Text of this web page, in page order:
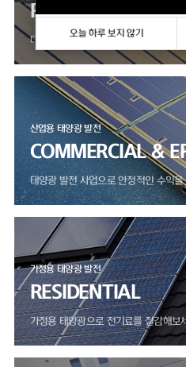
PRODUCTS
다양한 모듈, 인버터 제품을 만나보세요.
산업용 태양광 발전
COMMERCIAL &
태양광 발전 사업으로 안정적인 수익을
가정용 태양광 발전
RESIDENTIAL
가정용 태양광으로 전기료를 절감해보
오늘 하루 보지 않기